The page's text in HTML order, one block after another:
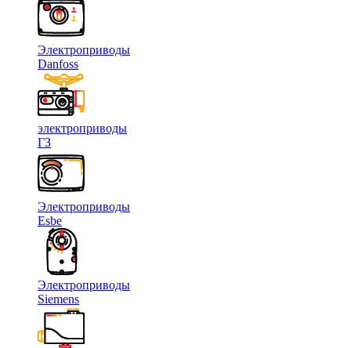
Электроприводы
Danfoss
электроприводы
ГЗ
Электроприводы
Esbe
Электроприводы
Siemens